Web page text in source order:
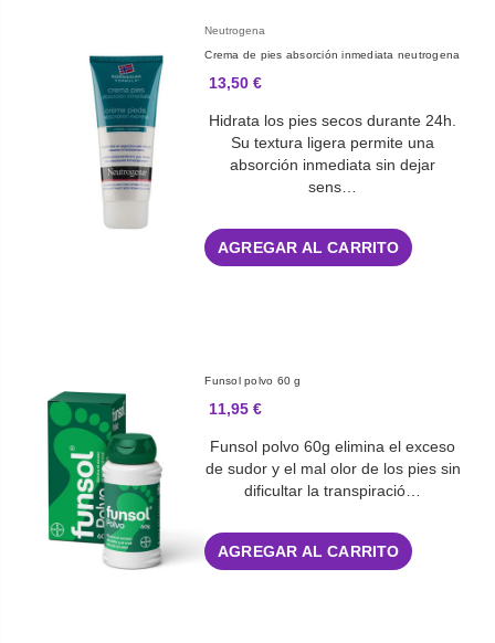
Neutrogena
Crema de pies absorción inmediata neutrogena
13,50 €
Hidrata los pies secos durante 24h.
Su textura ligera permite una
absorción inmediata sin dejar
sens…
AGREGAR AL CARRITO
Funsol polvo 60 g
11,95 €
Funsol polvo 60g elimina el exceso
de sudor y el mal olor de los pies sin
dificultar la transpiració…
AGREGAR AL CARRITO